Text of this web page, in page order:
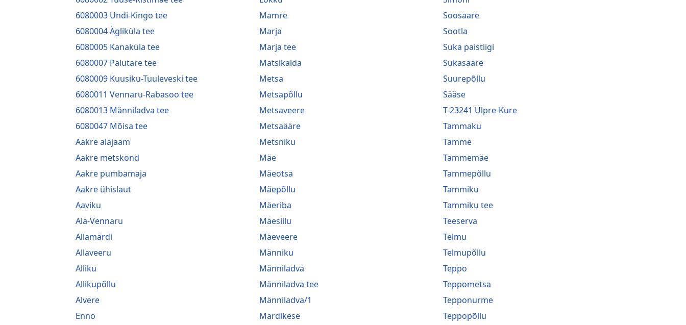
6080003 Undi-Kingo tee
6080004 Ägliküla tee
6080005 Kanaküla tee
6080007 Palutare tee
6080009 Kuusiku-Tuuleveski tee
6080011 Vennaru-Rabasoo tee
6080013 Männiladva tee
6080047 Mõisa tee
Aakre alajaam
Aakre metskond
Aakre pumbamaja
Aakre ühislaut
Aaviku
Ala-Vennaru
Allamärdi
Allaveeru
Alliku
Allikupõllu
Alvere
Enno
Mamre
Marja
Marja tee
Matsikalda
Metsa
Metsapõllu
Metsaveere
Metsaääre
Metsniku
Mäe
Mäeotsa
Mäepõllu
Mäeriba
Mäesiilu
Mäeveere
Männiku
Männiladva
Männiladva tee
Männiladva/1
Märdikese
Soosaare
Sootla
Suka paistiigi
Sukasääre
Suurepõllu
Sääse
T-23241 Ülpre-Kure
Tammaku
Tamme
Tammemäe
Tammepõllu
Tammiku
Tammiku tee
Teeserva
Telmu
Telmupõllu
Teppo
Teppometsa
Tepponurme
Teppopõllu